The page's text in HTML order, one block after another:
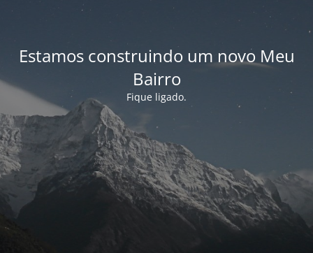
Estamos construindo um novo Meu
Bairro
Fique ligado.